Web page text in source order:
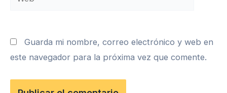
Guarda mi nombre, correo electrónico y web en
este navegador para la próxima vez que comente.